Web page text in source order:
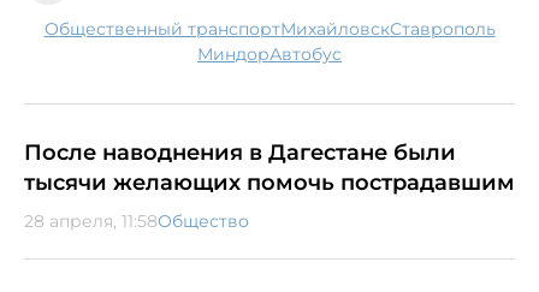
общественный транспорт Михайловск Ставрополь
Миндор
автобус
После наводнения в Дагестане были
тысячи желающих помочь пострадавшим
28 апреля, 11:58Общество